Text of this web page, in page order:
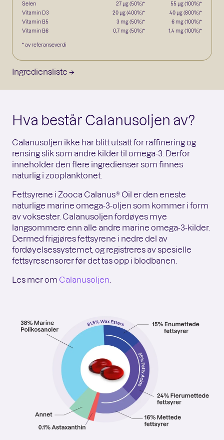
Selen
27 µg (50%)*
55 µg (100%)*
Vitamin D3
20 µg (400%)*
40 µg (800%)*
Vitamin B5
3 mg (50%)*
6 mg (100%)*
Vitamin B6
0,7 mg (50%)* 1,4 mg (100%)*
* av referanseverdi
Ingrediensliste →
Hva består Calanusoljen av?
Calanusoljen ikke har blitt utsatt for raffinering og
rensing slik som andre kilder til omega-3. Derfor
inneholder den flere ingredienser som finnes
naturlig i zooplanktonet.
Fettsyrene i Zooca Calanus® Oil er den eneste
naturlige marine omega-3-oljen som kommer i form
av voksester. Calanusoljen fordøyes mye
langsommere enn alle andre marine omega-3-kilder.
Dermed frigjøres fettsyrene i nedre del av
fordøyelsessystemet, og registreres av spesielle
fettsyresensorer før det tas opp i blodbanen.
Les mer om Calanusoljen